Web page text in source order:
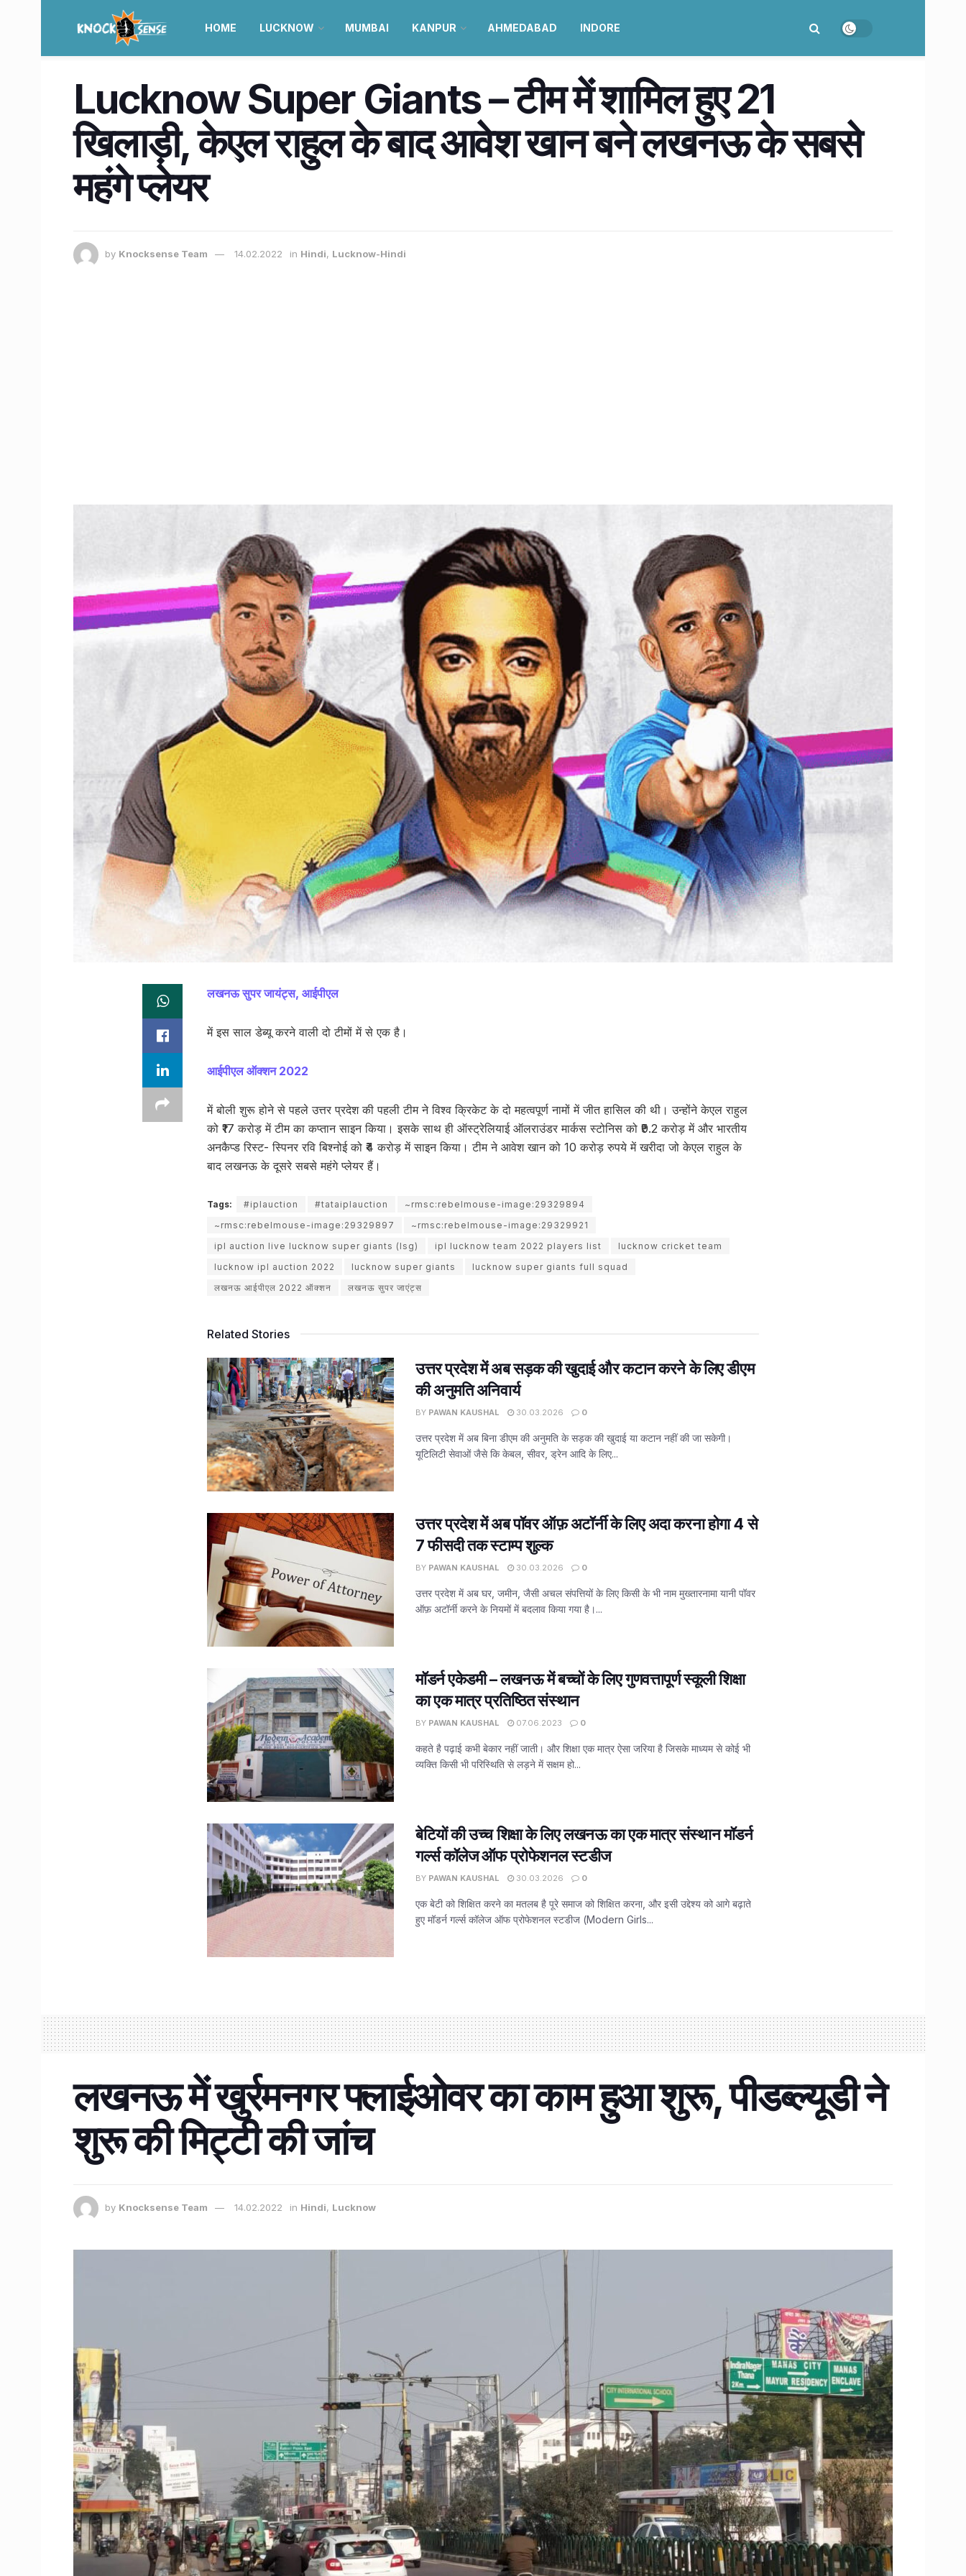
HOME LUCKNOW MUMBAI KANPUR AHMEDABAD INDORE
Lucknow Super Giants – टीम में शामिल हुए 21
खिलाड़ी, केएल राहुल के बाद आवेश खान बने लखनऊ के सबसे
महंगे प्लेयर
by Knocksense Team 14.02.2022 in Hindi, Lucknow-Hindi
लखनऊ सुपर जायंट्स, आईपीएल
में इस साल डेब्यू करने वाली दो टीमों में से एक है।
आईपीएल ऑक्शन 2022
में बोली शुरू होने से पहले उत्तर प्रदेश की पहली टीम ने विश्व क्रिकेट के दो महत्वपूर्ण नामों में जीत हासिल की थी। उन्होंने केएल राहुल
को ₹17 करोड़ में टीम का कप्तान साइन किया। इसके साथ ही ऑस्ट्रेलियाई ऑलराउंडर मार्कस स्टोनिस को ₹9.2 करोड़ में और भारतीय
अनकैप्ड रिस्ट- स्पिनर रवि बिश्नोई को ₹4 करोड़ में साइन किया। टीम ने आवेश खान को 10 करोड़ रुपये में खरीदा जो केएल राहुल के
बाद लखनऊ के दूसरे सबसे महंगे प्लेयर हैं।
Tags: #iplauction #tataiplauction
~rmsc:rebelmouse-image:29329894
~rmsc:rebelmouse-image:29329897
~rmsc:rebelmouse-image:29329921
ipl auction live lucknow super giants (lsg)
ipl lucknow team 2022 players list
lucknow cricket team
lucknow ipl auction 2022
lucknow super giants
lucknow super giants full squad
लखनऊ आईपीएल 2022 ऑक्शन
लखनऊ सुपर जाएंट्स
Related Stories
उत्तर प्रदेश में अब सड़क की खुदाई और कटान करने के लिए डीएम
की अनुमति अनिवार्य
BY PAWAN KAUSHAL 30.03.2026 0
उत्तर प्रदेश में अब बिना डीएम की अनुमति के सड़क की खुदाई या कटान नहीं की जा सकेगी।
यूटिलिटी सेवाओं जैसे कि केबल, सीवर, ड्रेन आदि के लिए...
उत्तर प्रदेश में अब पॉवर ऑफ़ अटॉर्नी के लिए अदा करना होगा 4 से
7 फीसदी तक स्टाम्प शुल्क
BY PAWAN KAUSHAL 30.03.2026 0
उत्तर प्रदेश में अब घर, जमीन, जैसी अचल संपत्तियों के लिए किसी के भी नाम मुख्तारनामा यानी पॉवर
ऑफ़ अटॉर्नी करने के नियमों में बदलाव किया गया है।...
मॉडर्न एकेडमी – लखनऊ में बच्चों के लिए गुणवत्तापूर्ण स्कूली शिक्षा
का एक मात्र प्रतिष्ठित संस्थान
BY PAWAN KAUSHAL 07.06.2023 0
कहते है पढ़ाई कभी बेकार नहीं जाती। और शिक्षा एक मात्र ऐसा जरिया है जिसके माध्यम से कोई भी
व्यक्ति किसी भी परिस्थिति से लड़ने में सक्षम हो...
बेटियों की उच्च शिक्षा के लिए लखनऊ का एक मात्र संस्थान मॉडर्न
गर्ल्स कॉलेज ऑफ प्रोफेशनल स्टडीज
BY PAWAN KAUSHAL 30.03.2026 0
एक बेटी को शिक्षित करने का मतलब है पूरे समाज को शिक्षित करना, और इसी उद्देश्य को आगे बढ़ाते
हुए मॉडर्न गर्ल्स कॉलेज ऑफ प्रोफेशनल स्टडीज (Modern Girls...
लखनऊ में खुर्रमनगर फ्लाईओवर का काम हुआ शुरू, पीडब्ल्यूडी ने
शुरू की मिट्टी की जांच
by Knocksense Team 14.02.2022 in Hindi, Lucknow